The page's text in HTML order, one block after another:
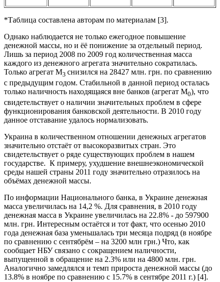
*Таблица составлена авторам по материалам [3].
Однако наблюдается не только ежегодное повышение
денежной массы, но и ёё понижение за отдельный период.
Лишь за период 2008 по 2009 год количественная масса
каждого из денежного агрегата значительно сократилась.
Только агрегат М3 снизился на 28427 млн. грн. по сравнению
с предыдущим годом. Стабильной в данной период осталась
только наличность находящаяся вне банков (агрегат М0), что
свидетельствует о наличии значительных проблем в сфере
функционирования банковской деятельности. В 2010 году
данное отставание удалось нормализовать.
Украина в количественном отношении денежных агрегатов
значительно отстаёт от высокоразвитых стран. Это
свидетельствует о ряде существующих проблем в нашем
государстве. К примеру, ухудшение внешнеэкономической
среды нашей страны 2011 году значительно отразилось на
объёмах денежной массы.
По информации Национального банка, в Украине денежная
масса увеличилась на 14,2 %. Для сравнения, в 2010 году
денежная масса в Украине увеличилась на 22.8% - до 597900
млн. грн. Интересным остаётся и тот факт, что осенью 2010
года денежная база уменьшалась три месяца подряд (в ноябре
по сравнению с сентябрём – на 3200 млн грн.) Что, как
сообщает НБУ связано с сокращением наличности,
выпущенной в обращение на 2.3% или на 4800 млн. грн.
Аналогично замедлялся и темп прироста денежной массы (до
13.8% в ноябре по сравнению с 15.7% в сентябре 2011 г.) [4].